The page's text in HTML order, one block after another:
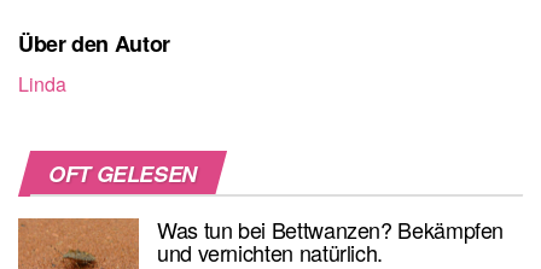
Über den Autor
Linda
OFT GELESEN
Was tun bei Bettwanzen? Bekämpfen
und vernichten natürlich.